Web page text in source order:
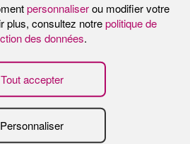
dans un contexte de
continue des
Médical d’Etablissement
médicale et divers projets
et Broca.
de sécurité des